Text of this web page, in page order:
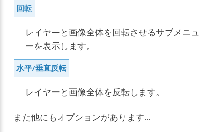
回転
レイヤーと画像全体を回転させるサブメニュ
ーを表示します。
水平/垂直反転
レイヤーと画像全体を反転します。
また他にもオプションがあります...